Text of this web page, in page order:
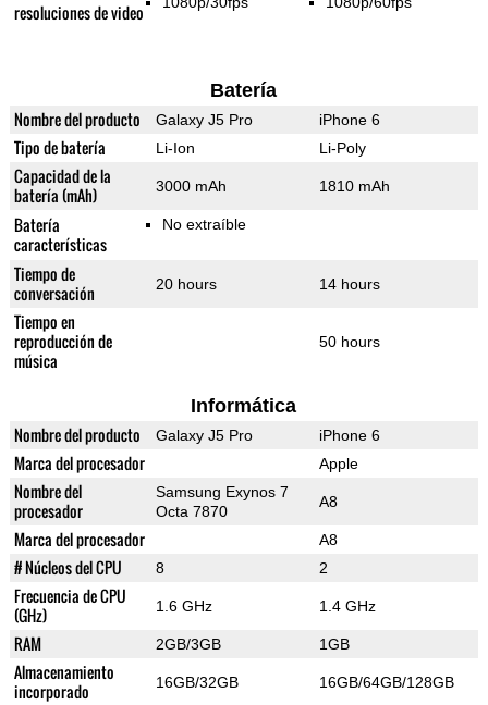
resoluciones de video
Batería
Nombre del producto Galaxy J5 Pro iPhone 6
Tipo de batería Li-Ion Li-Poly
Capacidad de la
batería (mAh)
3000 mAh 1810 mAh
Batería
características
No extraíble
Tiempo de
conversación
20 hours 14 hours
Tiempo en
reproducción de
música
50 hours
Informática
Nombre del producto Galaxy J5 Pro iPhone 6
Marca del procesador Apple
Nombre del
procesador
Samsung Exynos 7
Octa 7870
A8
Marca del procesador A8
# Núcleos del CPU 8 2
Frecuencia de CPU
(GHz)
1.6 GHz 1.4 GHz
RAM 2GB/3GB 1GB
Almacenamiento
incorporado
16GB/32GB 16GB/64GB/128GB